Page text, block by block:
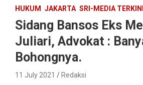
HUKUM JAKARTA SRI-MEDIA TERKINI
Sidang Bansos Eks
Juliari, Advokat :
Bohongnya.
11 July 2021 Redaksi